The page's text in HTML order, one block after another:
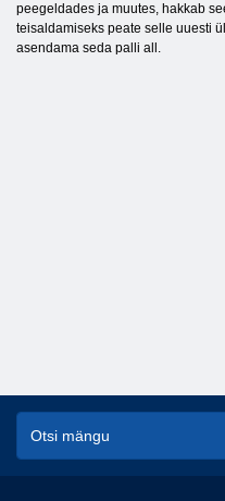
peegeldades ja muutes, hakkab
teisaldamiseks peate selle uuesti
asendama seda palli all.